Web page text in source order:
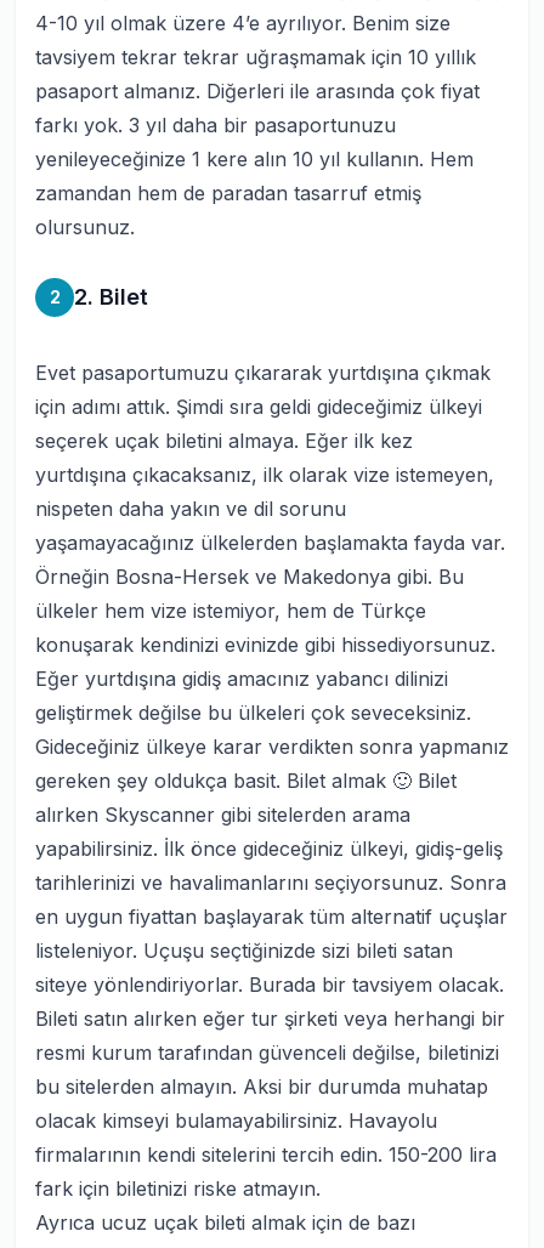
4-10 yıl olmak üzere 4’e ayrılıyor. Benim size
tavsiyem tekrar tekrar uğraşmamak için 10 yıllık
pasaport almanız. Diğerleri ile arasında çok fiyat
farkı yok. 3 yıl daha bir pasaportunuzu
yenileyeceğinize 1 kere alın 10 yıl kullanın. Hem
zamandan hem de paradan tasarruf etmiş
olursunuz.
2 2. Bilet
Evet pasaportumuzu çıkararak yurtdışına çıkmak
için adımı attık. Şimdi sıra geldi gideceğimiz ülkeyi
seçerek uçak biletini almaya. Eğer ilk kez
yurtdışına çıkacaksanız, ilk olarak vize istemeyen,
nispeten daha yakın ve dil sorunu
yaşamayacağınız ülkelerden başlamakta fayda var.
Örneğin Bosna-Hersek ve Makedonya gibi. Bu
ülkeler hem vize istemiyor, hem de Türkçe
konuşarak kendinizi evinizde gibi hissediyorsunuz.
Eğer yurtdışına gidiş amacınız yabancı dilinizi
geliştirmek değilse bu ülkeleri çok seveceksiniz.
Gideceğiniz ülkeye karar verdikten sonra yapmanız
gereken şey oldukça basit. Bilet almak 🙂 Bilet
alırken Skyscanner gibi sitelerden arama
yapabilirsiniz. İlk önce gideceğiniz ülkeyi, gidiş-geliş
tarihlerinizi ve havalimanlarını seçiyorsunuz. Sonra
en uygun fiyattan başlayarak tüm alternatif uçuşlar
listeleniyor. Uçuşu seçtiğinizde sizi bileti satan
siteye yönlendiriyorlar. Burada bir tavsiyem olacak.
Bileti satın alırken eğer tur şirketi veya herhangi bir
resmi kurum tarafından güvenceli değilse, biletinizi
bu sitelerden almayın. Aksi bir durumda muhatap
olacak kimseyi bulamayabilirsiniz. Havayolu
firmalarının kendi sitelerini tercih edin. 150-200 lira
fark için biletinizi riske atmayın.
Ayrıca ucuz uçak bileti almak için de bazı